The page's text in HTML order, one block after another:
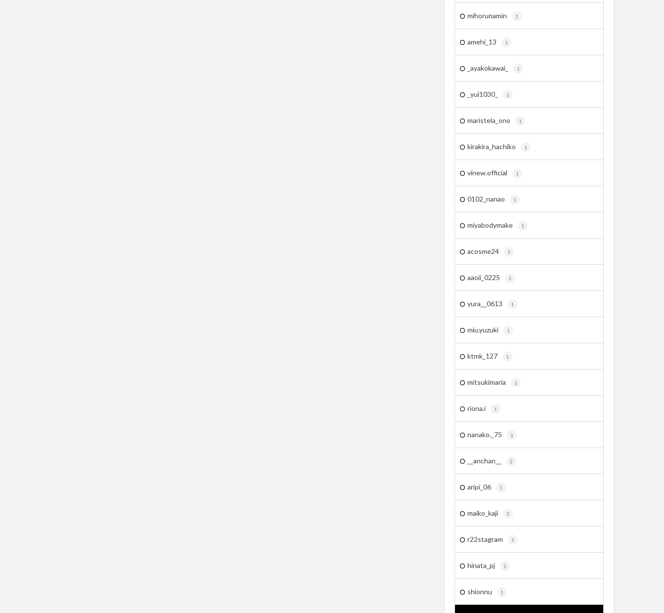
mihorunamin 1
amehi_13 1
_ayakokawai_ 1
_yui1030_ 1
maristela_ono 1
kirakira_hachiko 1
vinew.official 1
0102_nanao 1
miyabodymake 1
acosme24 1
aaoii_0225 1
yura__0613 1
miu.yuzuki 1
ktmk_127 1
mitsukimaria 1
riona.i 1
nanako._75 1
__anchan__ 2
aripi_06 1
maiko_kaji 2
r22stagram 1
hinata_pj 1
shionnu 1